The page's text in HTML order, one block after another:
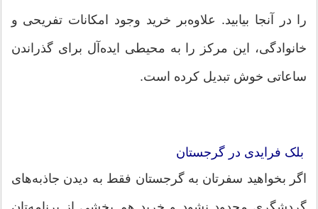
را در آنجا بیابید. علاوه‌بر خرید وجود امکانات تفریحی و
خانوادگی، این مرکز را به محیطی ایده‌آل برای گذراندن
ساعاتی خوش تبدیل کرده است.
بلک فرایدی در گرجستان
اگر بخواهید سفرتان به گرجستان فقط به دیدن جاذبه‌های